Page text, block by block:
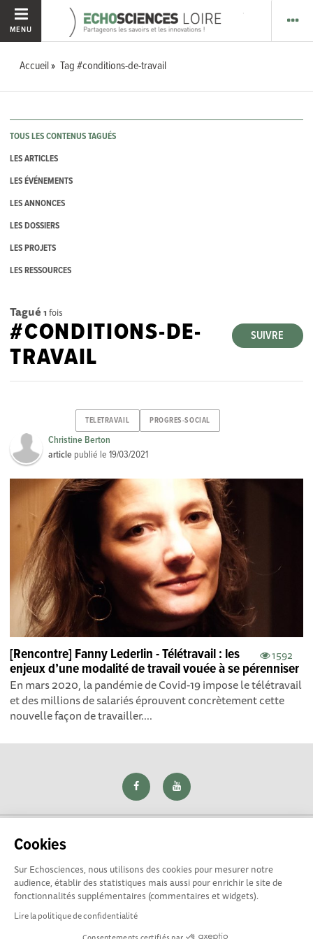
Cookies
Sur Echosciences, nous utilisons des cookies pour mesurer notre
audience, établir des statistiques mais aussi pour enrichir le site de
fonctionnalités supplémentaires (commentaires et widgets).
Lire la politique de confidentialité
MENU
Accueil Tag #conditions-de-travail
TOUS LES CONTENUS TAGUÉS
LES ARTICLES
LES ÉVÉNEMENTS
LES ANNONCES
LES DOSSIERS
LES PROJETS
LES RESSOURCES
Tagué 1 fois
SUIVRE
#CONDITIONS-DE-
TRAVAIL
TELETRAVAIL PROGRES-SOCIAL
Christine Berton
article publié le19/03/2021
1592
[Rencontre] Fanny Lederlin - Télétravail : les
enjeux d’une modalité de travail vouée à se pérenniser
En mars 2020, la pandémie de Covid-19 impose le télétravail
et des millions de salariés éprouvent concrètement cette
nouvelle façon de travailler....
Explorer, s’exprimer, rentrer en contact : Echosciences Loire
est le réseau social des amateurs de sciences et de
technologies du territoire. Propulsé parLa Rotonde